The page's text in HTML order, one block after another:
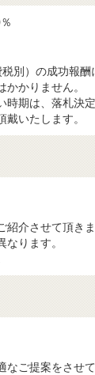
別）の成功報酬
かりません。
時期は、落札決
いたします。
介させて頂きま
ります。
なご提案をさせて